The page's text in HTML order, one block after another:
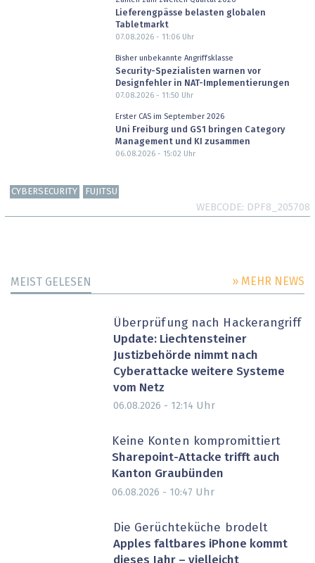
Lieferengpässe belasten globalen
Tabletmarkt
07.08.2026 - 11:06Uhr
Bisher unbekannte Angriffsklasse
Security-Spezialisten warnen vor
Designfehler in NAT-Implementierungen
07.08.2026 - 11:50 Uhr
Erster CAS im September 2026
Uni Freiburg und GS1 bringen Category
Management und KI zusammen
06.08.2026 - 15:02 Uhr
CYBERSECURITY FUJITSU
WEBCODE DPF8_205708
MEIST GELESEN » MEHR NEWS
Überprüfung nach Hackerangriff
Update: Liechtensteiner
Justizbehörde nimmt nach
Cyberattacke weitere Systeme
vom Netz
06.08.2026 - 12:14 Uhr
Keine Konten kompromittiert
Sharepoint-Attacke trifft auch
Kanton Graubünden
06.08.2026 - 10:47 Uhr
Die Gerüchteküche brodelt
Apples faltbares iPhone kommt
dieses Jahr – vielleicht